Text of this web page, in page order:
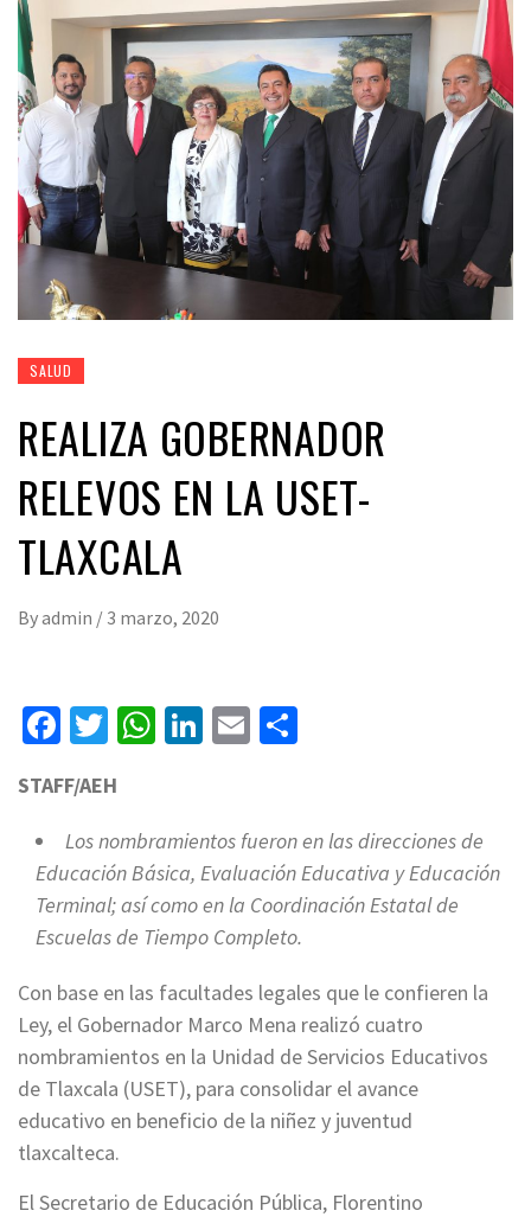
SALUD
REALIZA GOBERNADOR
RELEVOS EN LA USET-
TLAXCALA
Byadmin / 3 marzo, 2020
Facebook
Twitter
WhatsApp
LinkedIn
Email
STAFF/AEH
Los nombramientos fueron en las direcciones de
Educación Básica, Evaluación Educativa y Educación
Terminal; así como en la Coordinación Estatal de
Escuelas de Tiempo Completo.
Con base en las facultades legales que le confieren la
Ley, el Gobernador Marco Mena realizó cuatro
nombramientos en la Unidad de Servicios Educativos
de Tlaxcala (USET), para consolidar el avance
educativo en beneficio de la niñez y juventud
tlaxcalteca.
El Secretario de Educación Pública, Florentino